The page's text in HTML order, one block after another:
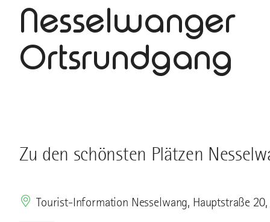
Nesselwanger
Ortsrundgang
Zu den schönsten Plätzen
Tourist-Information Nesselwang, Hauptstraße